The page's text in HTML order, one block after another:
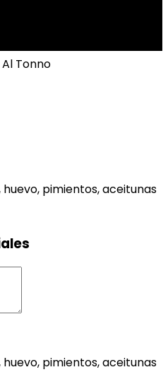
Al Tonno
pimientos, aceitunas
pimientos, aceitunas